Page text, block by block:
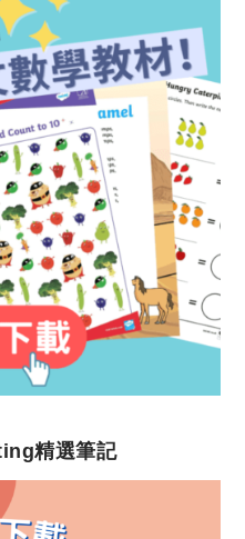
精選筆記